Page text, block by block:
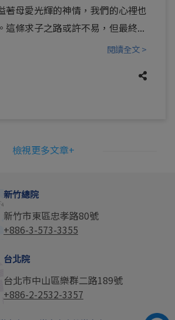
著母愛光輝的神情，我們的心裡也
這條求子之路或許不易，但最終...
閱讀全文 >
檢視更多文章+
新竹總院
新竹市東區忠孝路80號
+886-3-573-3355
台北院
台北市中山區樂群二路189號
+886-2-2532-3357